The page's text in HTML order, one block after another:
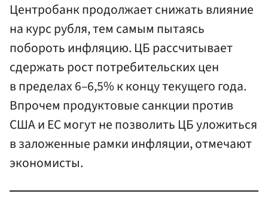
Центробанк продолжает снижать влияние
на курс рубля, тем самым пытаясь
побороть инфляцию. ЦБ рассчитывает
сдержать рост потребительских цен
в пределах 6–6,5% к концу текущего года.
Впрочем продуктовые санкции против
США и ЕС могут не позволить ЦБ уложиться
в заложенные рамки инфляции, отмечают
экономисты.